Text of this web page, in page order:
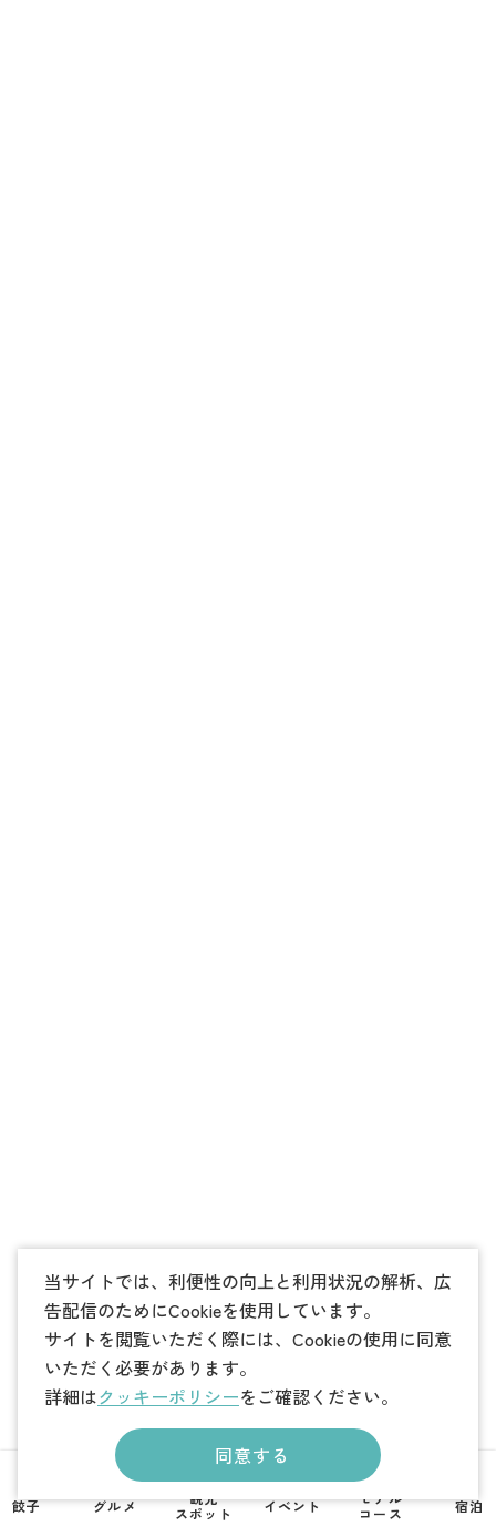
当サイトでは、利便性の向上と利用状況の解析、広
告配信のためにCookieを使用しています。
サイトを閲覧いただく際には、Cookieの使用に同意
いただく必要があります。
詳細はクッキーポリシーをご確認ください。
同意する